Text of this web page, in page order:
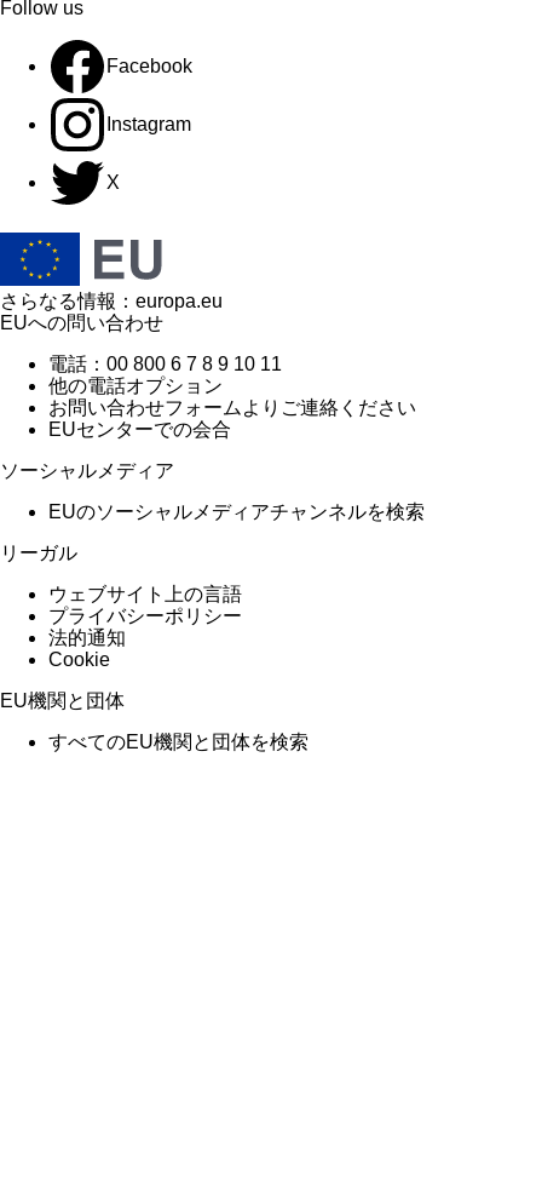
Follow us
Facebook
Instagram
X
さらなる情報： europa.eu
EUへの問い合わせ
電話：00 800 6 7 8 9 10 11
他の電話オプション
お問い合わせフォームよりご連絡ください
EUセンターでの会合
ソーシャルメディア
EUのソーシャルメディアチャンネルを検索
リーガル
ウェブサイト上の言語
プライバシーポリシー
法的通知
Cookie
EU機関と団体
すべてのEU機関と団体を検索